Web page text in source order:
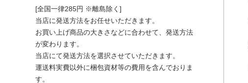
[全国一律285円 ※離島除く]
当店に発送方法をお任せいただきます。
お買い上げ商品の大きさなどに合わせて、発送方法
が変わります。
当店にて発送方法を選択させていただきます。
運送料実費以外に梱包資材等の費用を含んでおりま
す。